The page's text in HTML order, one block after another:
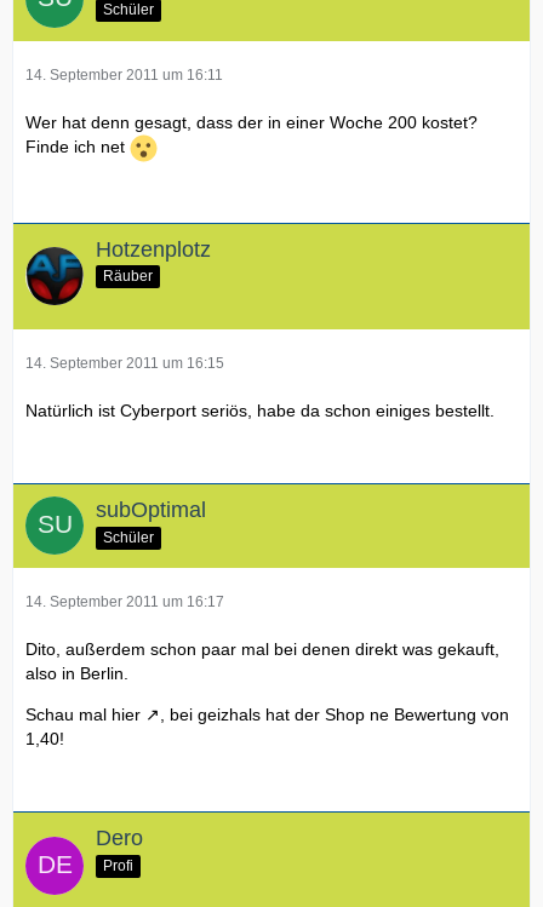
Schüler
14. September 2011 um 16:11
Wer hat denn gesagt, dass der in einer Woche 200 kostet?
Finde ich net
Hotzenplotz
Räuber
14. September 2011 um 16:15
Natürlich ist Cyberport seriös, habe da schon einiges bestellt.
subOptimal
Schüler
14. September 2011 um 16:17
Dito, außerdem schon paar mal bei denen direkt was gekauft,
also in Berlin.
Schau mal hier
, bei geizhals hat der Shop ne Bewertung von
1,40!
Dero
Profi